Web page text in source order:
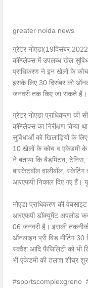
greater noida news
ग्रेटर नोएडा(19दिसंबर
कॉम्प्लेक्स में उपलब्ध खेल
प्राधिकरण ने इन खेलों के
इसके लिए 30 दिसंबर को
जनवरी तक किए जा सकते हैं।
ग्रेटर नोएडा प्राधिकरण की
कॉम्प्लेक्स का निरीक्षण किया
सुविधाओं को खिलाड़ियों के
10 खेलों के कोच व एकेडमी के
ने बताया कि बैडमिंटन,
बास्केटबॉल वालीबॉल,
आरएफपी निकाल दिए गए हैं।
नोएडा प्राधिकरण की
आरएफपी डॉक्यूमेंट अपलोड
06 जनवरी है। इसकी
ऑनलाइन प्री बिड मीटिंग 30
स्क्वैश आदि फैसिलिटी को भी
भी एकेडमी की तलाश शीघ्र
#sportscomplexgreno